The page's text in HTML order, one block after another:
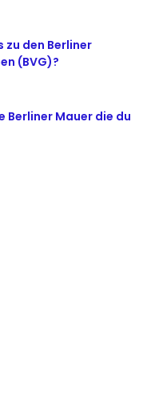
zu den Berliner
(BVG)?
Berliner Mauer die du